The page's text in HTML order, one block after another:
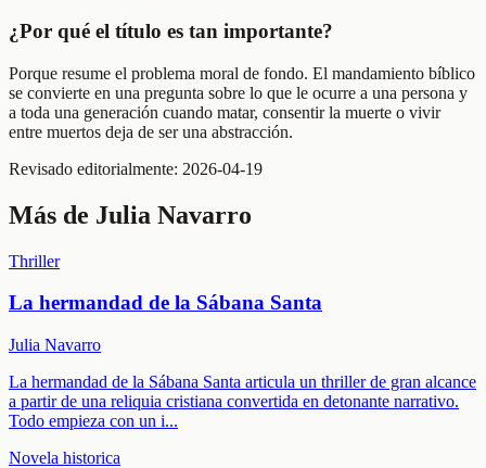
¿Por qué el título es tan importante?
Porque resume el problema moral de fondo. El mandamiento bíblico
se convierte en una pregunta sobre lo que le ocurre a una persona y
a toda una generación cuando matar, consentir la muerte o vivir
entre muertos deja de ser una abstracción.
Revisado editorialmente: 2026-04-19
Más de Julia Navarro
Thriller
La hermandad de la Sábana Santa
Julia Navarro
La hermandad de la Sábana Santa articula un thriller de gran alcance
a partir de una reliquia cristiana convertida en detonante narrativo.
Todo empieza con un i...
Novela historica